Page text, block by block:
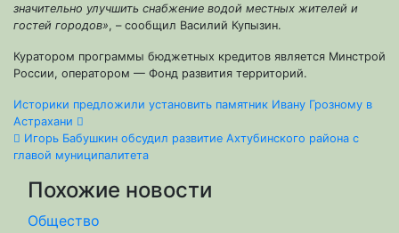
значительно улучшить снабжение водой местных жителей и
гостей городов», – сообщил Василий Купызин.
Куратором программы бюджетных кредитов является Минстрой
России, оператором — Фонд развития территорий.
Навигация
по
записям
Историки предложили установить памятник Ивану Грозному в
Астрахани
Игорь Бабушкин обсудил развитие Ахтубинского района с
главой муниципалитета
Похожие новости
Общество